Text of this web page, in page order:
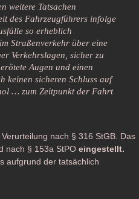
weitere Tatsachen
des Fahrzeugführers infolge
so erheblich
Straßenverkehr über eine
Verkehrslagen, sicher zu
Augen und einen
keinen sicheren Schluss auf
… zum Zeitpunkt der Fahrt
nach § 316 StGB. Das
nach § 153a StPO eingestellt.
aufgrund der tatsächlich